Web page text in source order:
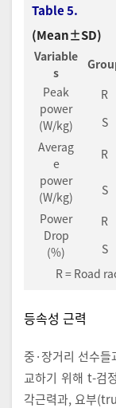
Table 5.
(Mean±SD)
Variable
s
Peak
power
(W/kg)
R
S
Averag
e
power
(W/kg)
R
S
Power
Drop
(%)
R
S
R = Road
등속성 근력
중·장거리 선수들
교하기 위해 t-검
각근력과, 요부